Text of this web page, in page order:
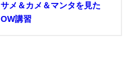
サメ＆カメ＆マンタを見た
OW講習